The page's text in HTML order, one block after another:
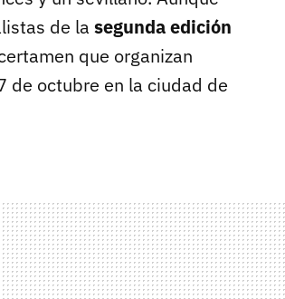
de la segunda edición
que organizan
de octubre en la ciudad de